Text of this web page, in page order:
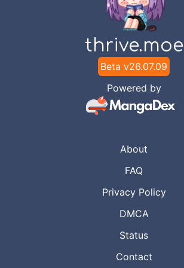
Lawan Sang Dewa
thrive.moe
Beta v26.07.09
Powered by
About
FAQ
Privacy Policy
DMCA
Status
Contact